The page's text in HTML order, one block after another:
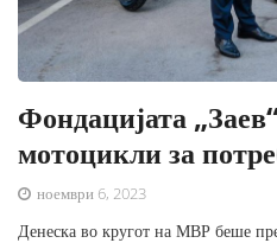
Фондацијата
мотоцикли за
ноември 6, 2023
Денеска во кругот на МВР беше